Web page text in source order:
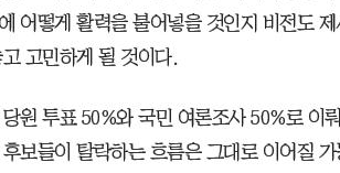
어떻게 활력을 불어넣을 것인지 비전도
고민하게 될 것이다.
원 투표 50%와 국민 여론조사 50%로 이
보들이 탈락하는 흐름은 그대로 이어질